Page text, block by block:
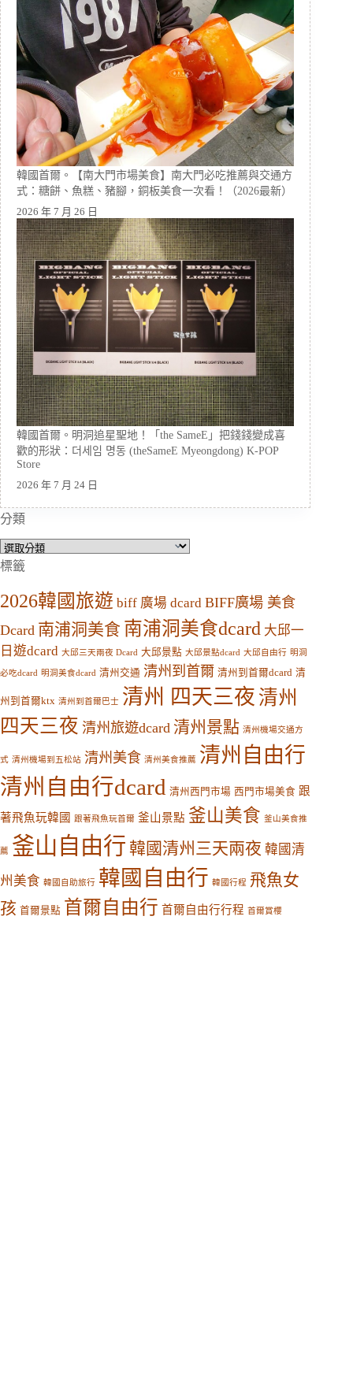
韓國首爾。【南大門市場美食】南大門必吃推薦與交通方
式：糖餅、魚糕、豬腳，銅板美食一次看！（2026最新）
2026 年 7 月 26 日
韓國首爾。明洞追星聖地！「the SameE」把錢錢變成喜
歡的形狀：더세임 명동 (theSameE Myeongdong) K-POP
Store
2026 年 7 月 24 日
分類
分
類
標籤
2026韓國旅遊 biff 廣場 dcard BIFF廣場 美食
Dcard 南浦洞美食 南浦洞美食dcard 大邱一
日遊dcard 大邱三天兩夜 Dcard 大邱景點 大邱景點dcard 大邱自由行 明洞
必吃dcard 明洞美食dcard 清州交通 清州到首爾 清州到首爾dcard 清
州到首爾ktx 清州到首爾巴士 清州 四天三夜 清州
四天三夜 清州旅遊dcard 清州景點 清州機場交通方
式 清州機場到五松站 清州美食 清州美食推薦 清州自由行
清州自由行dcard 清州西門市場 西門市場美食 跟
著飛魚玩韓國 跟著飛魚玩首爾 釜山景點 釜山美食 釜山美食推
薦 釜山自由行 韓國清州三天兩夜 韓國清
州美食 韓國自助旅行 韓國自由行 韓國行程 飛魚女
孩 首爾景點 首爾自由行 首爾自由行行程 首爾賞櫻